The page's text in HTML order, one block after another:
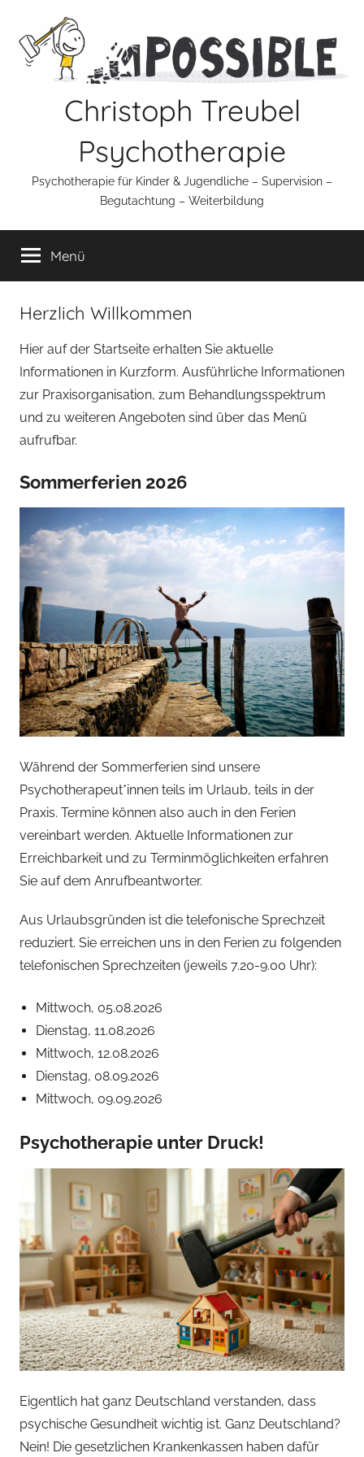
Inhalt
springen
Christoph Treubel
Psychotherapie
Psychotherapie für Kinder & Jugendliche – Supervision –
Begutachtung – Weiterbildung
Menü
Herzlich Willkommen
Hier auf der Startseite erhalten Sie aktuelle
Informationen in Kurzform. Ausführliche Informationen
zur Praxisorganisation, zum Behandlungsspektrum
und zu weiteren Angeboten sind über das Menü
aufrufbar.
Sommerferien 2026
Während der Sommerferien sind unsere
Psychotherapeut*innen teils im Urlaub, teils in der
Praxis. Termine können also auch in den Ferien
vereinbart werden. Aktuelle Informationen zur
Erreichbarkeit und zu Terminmöglichkeiten erfahren
Sie auf dem Anrufbeantworter.
Aus Urlaubsgründen ist die telefonische Sprechzeit
reduziert. Sie erreichen uns in den Ferien zu folgenden
telefonischen Sprechzeiten (jeweils 7.20-9.00 Uhr):
Mittwoch, 05.08.2026
Dienstag, 11.08.2026
Mittwoch, 12.08.2026
Dienstag, 08.09.2026
Mittwoch, 09.09.2026
Psychotherapie unter Druck!
Eigentlich hat ganz Deutschland verstanden, dass
psychische Gesundheit wichtig ist. Ganz Deutschland?
Nein! Die gesetzlichen Krankenkassen haben dafür